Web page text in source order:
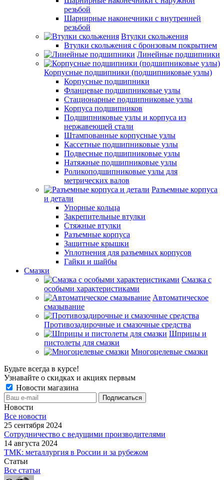
резьбой
Шарнирные наконечники с внутренней
резьбой
Втулки скольжения
Втулки скольжения с бронзовым покрытием
Линейные подшипники
Корпусные подшипники (подшипниковые узлы)
Корпусные подшипники
Фланцевые подшипниковые узлы
Стационарные подшипниковые узлы
Корпуса подшипников
Подшипниковые узлы и корпуса из
нержавеющей стали
Штампованные корпусные узлы
Кассетные подшипниковые узлы
Подвесные подшипниковые узлы
Натяжные подшипниковые узлы
Роликоподшипниковые узлы для
метрических валов
Разъемные корпуса
и детали
Упорные кольца
Закрепительные втулки
Стяжные втулки
Разъемные корпуса
Защитные крышки
Уплотнения для разъемных корпусов
Гайки и шайбы
Смазки
Смазка с
особыми характеристиками
Автоматическое
смазывание
Противозадирочные и смазочные средства
Шприцы и
пистолеты для смазки
Многоцелевые смазки
Будьте всегда в курсе!
Узнавайте о скидках и акциях первым
Новости магазина
Новости
Все новости
25 сентября 2024
Сотрудничество с ведущими производителями
14 августа 2024
ТМК: металлургия в России и за рубежом
Статьи
Все статьи